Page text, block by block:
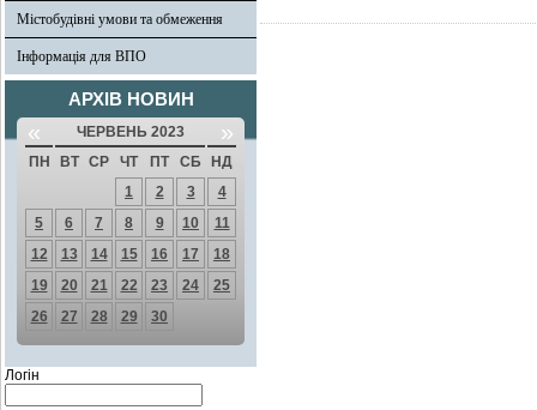
Містобудівні умови та обмеження
Інформація для ВПО
АРХІВ НОВИН
« ЧЕРВЕНЬ 2023 »
ПН ВТ СР ЧТ ПТ СБ
НД
1
2 3
4
5
6 7 8 9 10
11
12
13 14 15 16 17
18
19
20 21 22 23 24
25
26
27 28 29 30
Логін